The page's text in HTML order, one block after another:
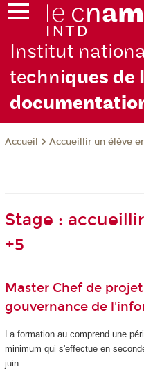
Institut
techniques de
docu
Accueil Accueillir un élève
Stage :
+5
Master Chef de
gouvernance de
La formation au comprend une
minimum qui s'effectue en
juin.